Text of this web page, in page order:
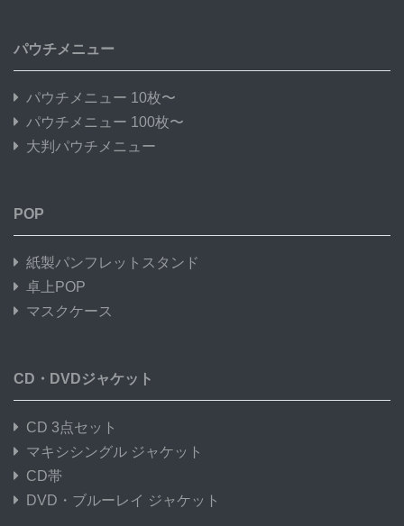
パウチメニュー
パウチメニュー 10枚〜
パウチメニュー 100枚〜
大判パウチメニュー
POP
紙製パンフレットスタンド
卓上POP
マスクケース
CD・DVDジャケット
CD 3点セット
マキシシングル ジャケット
CD帯
DVD・ブルーレイ ジャケット